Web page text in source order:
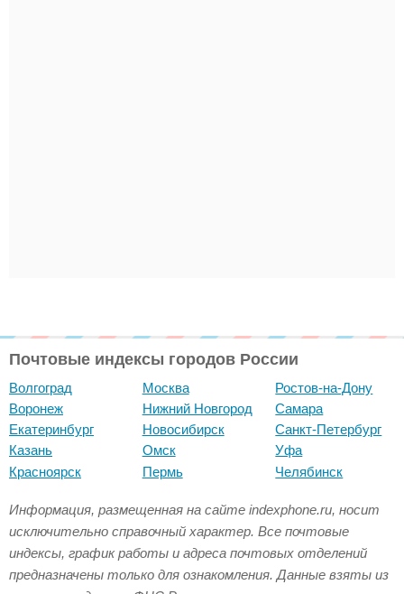
Почтовые индексы городов России
Волгоград
Воронеж
Екатеринбург
Казань
Красноярск
Москва
Нижний Новгород
Новосибирск
Омск
Пермь
Ростов-на-Дону
Самара
Санкт-Петербург
Уфа
Челябинск
Информация, размещенная на сайте indexphone.ru, носит
исключительно справочный характер. Все почтовые
индексы, график работы и адреса почтовых отделений
предназначены только для ознакомления. Данные взяты из